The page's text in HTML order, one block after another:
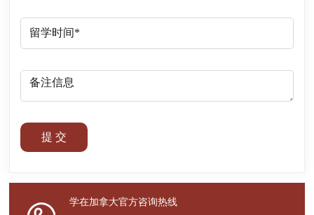
提 交
学在加拿大官方咨询热线